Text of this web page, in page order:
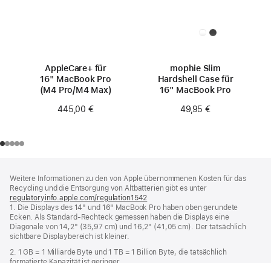
AppleCare+ für
16" MacBook Pro
(M4 Pro/M4 Max)
445,00 €
mophie Slim
Hardshell Case für
16" MacBook Pro
49,95 €
Weitere Informationen zu den von Apple übernommenen Kosten für das
Recycling und die Entsorgung von Altbatterien gibt es unter
regulatoryinfo.apple.com/regulation1542
ein
neues
Fenster)
1. Die Displays des 14" und 16" MacBook Pro haben oben gerundete
Ecken. Als Standard-Rechteck gemessen haben die Displays eine
Diagonale von 14,2" (35,97 cm) und 16,2" (41,05 cm). Der tatsächlich
sichtbare Displaybereich ist kleiner.
2. 1 GB = 1 Milliarde Byte und 1 TB = 1 Billion Byte, die tatsächlich